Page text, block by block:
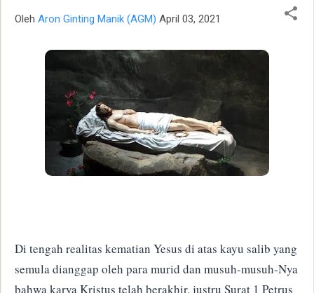
Oleh Aron Ginting Manik (AGM) April 03, 2021
Di tengah realitas kematian Yesus di atas kayu salib yang
semula dianggap oleh para murid dan musuh-musuh-Nya
bahwa karya Kristus telah berakhir, justru Surat 1 Petrus